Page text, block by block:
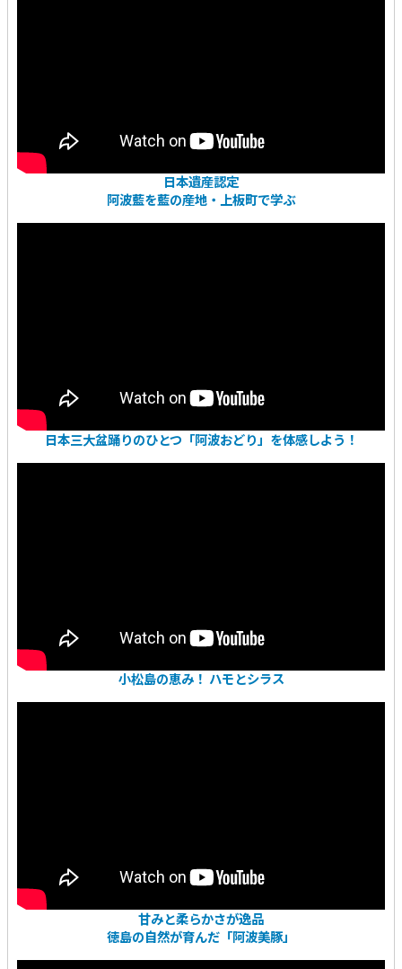
日本遺産認定
阿波藍を藍の産地・上板町で学ぶ
日本三大盆踊りのひとつ「阿波おどり」を体感しよう！
小松島の恵み！ ハモとシラス
甘みと柔らかさが逸品
徳島の自然が育んだ「阿波美豚」